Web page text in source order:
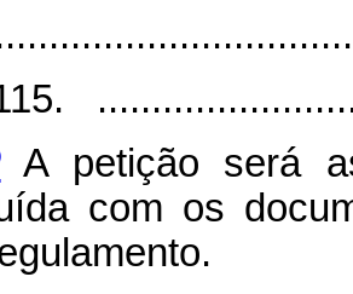
A petição será
com os